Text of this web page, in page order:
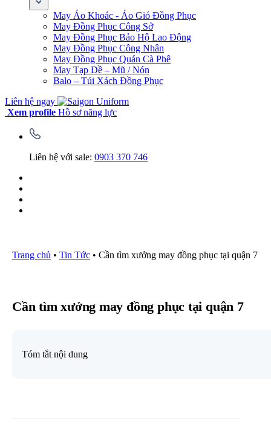
May Áo Khoác - Áo Gió Đồng Phục
May Đồng Phục Công Sở
May Đồng Phục Bảo Hộ Lao Động
May Đồng Phục Công Nhân
May Đồng Phục Quán Cà Phê
May Tạp Dề – Mũ / Nón
Balo – Túi Xách Đồng Phục
Liên hệ ngay
Xem profile Hồ sơ năng lực
Liên hệ với sale: 0903 370 746
Trang chủ • Tin Tức • Cần tìm xưởng may đồng phục tại quận 7
Cần tìm xưởng may đồng phục tại quận 7
Tóm tắt nội dung